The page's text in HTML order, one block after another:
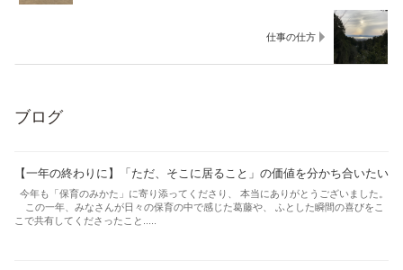
仕事の仕方
ブログ
【一年の終わりに】「ただ、そこに居ること」の価値を分かち合いたい
今年も「保育のみかた」に寄り添ってくださり、 本当にありがとうございました。
この一年、みなさんが日々の保育の中で感じた葛藤や、 ふとした瞬間の喜びをこ
こで共有してくださったこと.....